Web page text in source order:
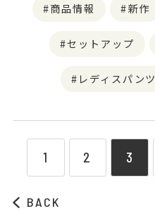
商品情報 新作
セットアップ
レディスパンツ
BACK
1 2 3